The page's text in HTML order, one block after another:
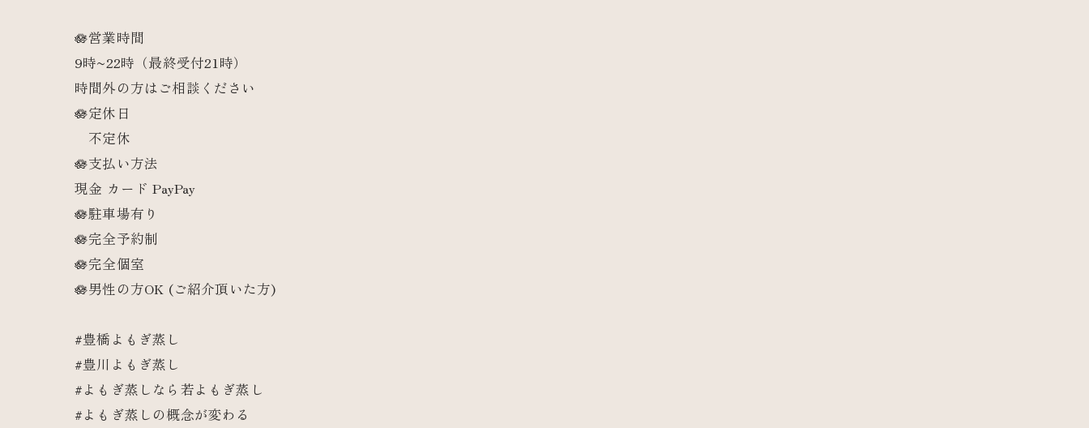
🪷営業時間
9時~22時（最終受付21時）
時間外の方はご相談ください
🪷定休日
不定休
🪷支払い方法
現金 カード PayPay
🪷駐車場有り
🪷完全予約制
🪷完全個室
🪷男性の方OK (ご紹介頂いた方)
#豊橋よもぎ蒸し
#豊川よもぎ蒸し
#よもぎ蒸しなら若よもぎ蒸し
#よもぎ蒸しの概念が変わる